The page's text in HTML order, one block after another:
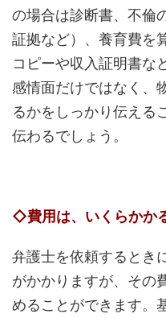
の場合は診断書、不倫
証拠など）、養育費を
コピーや収入証明書な
感情面だけではなく、
るかをしっかり伝える
伝わるでしょう。
◇費用は、いくらかか
弁護士を依頼するとき
がかかりますが、その
めることができます。